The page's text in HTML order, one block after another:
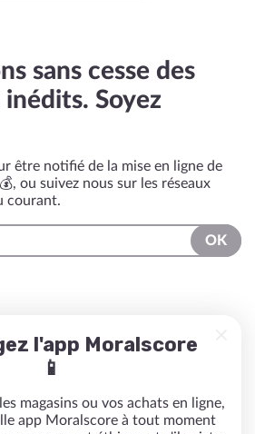
sans cesse des
Soyez
être notifié de la mise en ligne de
ou suivez nous sur les réseaux
courant.
OK
l'app Moralscore
📱
magasins ou vos achats en ligne,
app Moralscore à tout moment